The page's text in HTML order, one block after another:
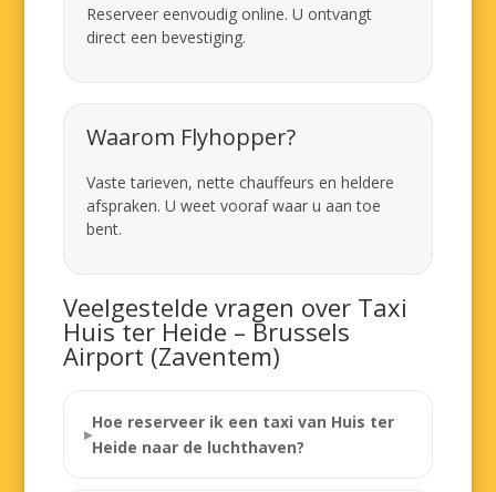
Reserveer eenvoudig online. U ontvangt
direct een bevestiging.
Waarom Flyhopper?
Vaste tarieven, nette chauffeurs en heldere
afspraken. U weet vooraf waar u aan toe
bent.
Veelgestelde vragen over Taxi
Huis ter Heide – Brussels
Airport (Zaventem)
Hoe reserveer ik een taxi van Huis ter
Heide naar de luchthaven?